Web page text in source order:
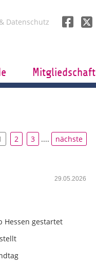
Datenschutz
Mitgliedschaft
2 3 .... nächste
29.05.2026
Hessen gestartet